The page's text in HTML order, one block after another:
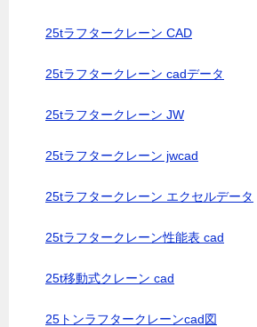
25tラフタークレーン CAD
25tラフタークレーン cadデータ
25tラフタークレーン JW
25tラフタークレーン jwcad
25tラフタークレーン エクセルデータ
25tラフタークレーン性能表 cad
25t移動式クレーン cad
25トンラフタークレーンcad図